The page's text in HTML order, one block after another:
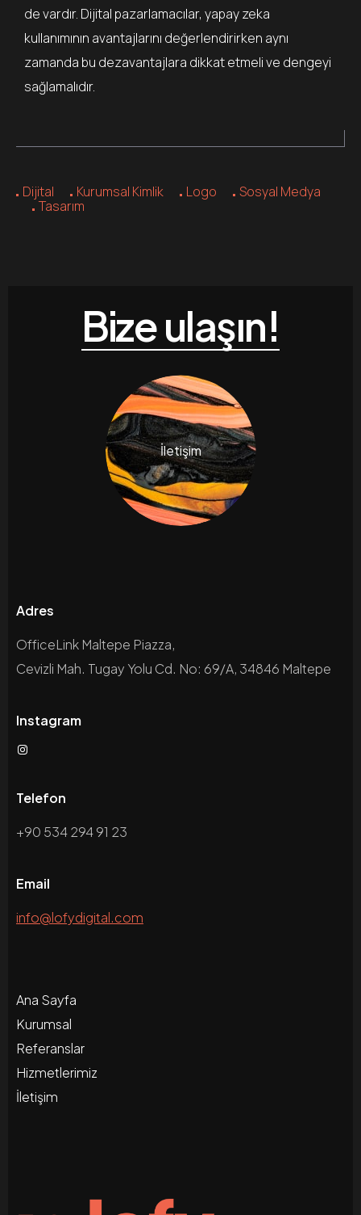
de vardır. Dijital pazarlamacılar, yapay zeka
kullanımının avantajlarını değerlendirirken aynı
zamanda bu dezavantajlara dikkat etmeli ve dengeyi
sağlamalıdır.
Dijital Kurumsal Kimlik Logo
Sosyal Medya
Tasarım
Bize ulaşın!
İletişim
Adres
OfficeLink Maltepe Piazza,
Cevizli Mah. Tugay Yolu Cd. No: 69/A, 34846 Maltepe
Instagram
Telefon
+90 534 294 91 23
Email
info@lofydigital.com
Ana Sayfa
Kurumsal
Referanslar
Hizmetlerimiz
İletişim